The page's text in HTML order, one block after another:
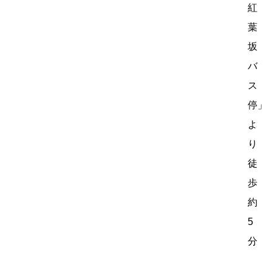
紅
葉
坂
バ
ス
停」
よ
り
徒
歩
約
5
分